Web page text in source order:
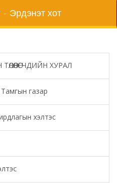
Эрдэнэт хот
ХУРАЛ
газар
хэлтэс